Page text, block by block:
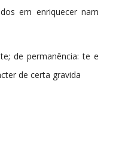
em enriquecer nam
de permanência: te e
de certa gravida